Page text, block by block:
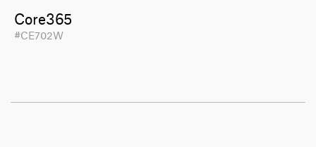
Core365
#CE702W